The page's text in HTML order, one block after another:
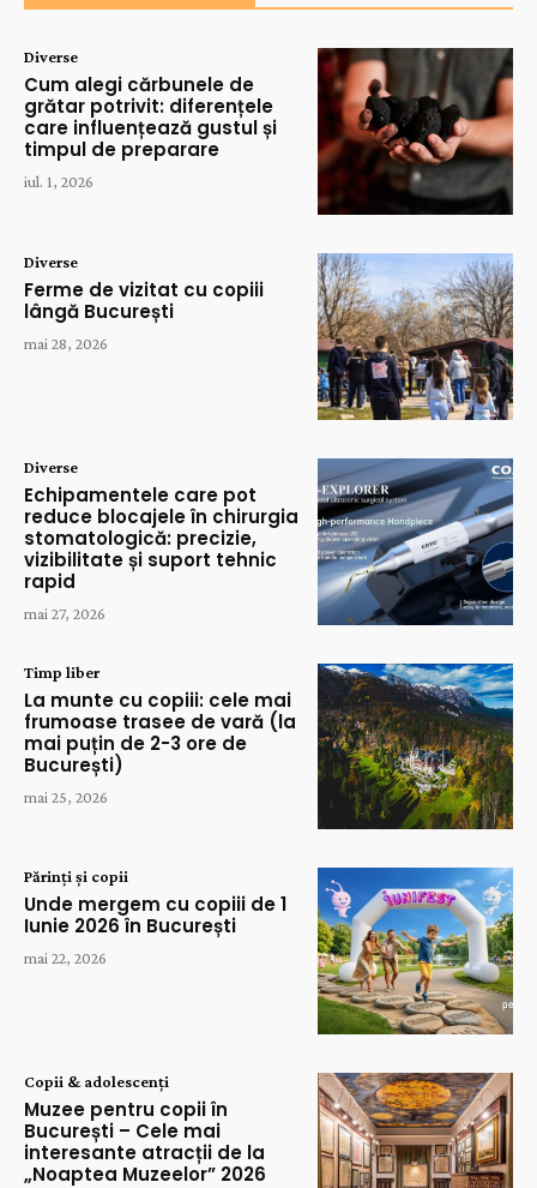
Diverse
Cum alegi cărbunele de
grătar potrivit: diferențele
care influențează gustul și
timpul de preparare
iul. 1, 2026
Diverse
Ferme de vizitat cu copiii
lângă București
mai 28, 2026
Diverse
Echipamentele care pot
reduce blocajele în chirurgia
stomatologică: precizie,
vizibilitate și suport tehnic
rapid
mai 27, 2026
Timp liber
La munte cu copiii: cele mai
frumoase trasee de vară (la
mai puțin de 2-3 ore de
București)
mai 25, 2026
Părinți și copii
Unde mergem cu copiii de 1
Iunie 2026 în București
mai 22, 2026
Copii & adolescenți
Muzee pentru copii în
București – Cele mai
interesante atracții de la
„Noaptea Muzeelor” 2026